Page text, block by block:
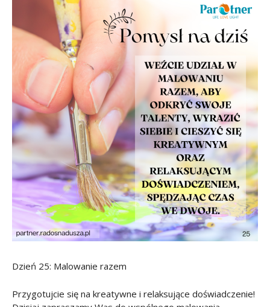
Dzień 25: Malowanie razem
Przygotujcie się na kreatywne i relaksujące doświadczenie!